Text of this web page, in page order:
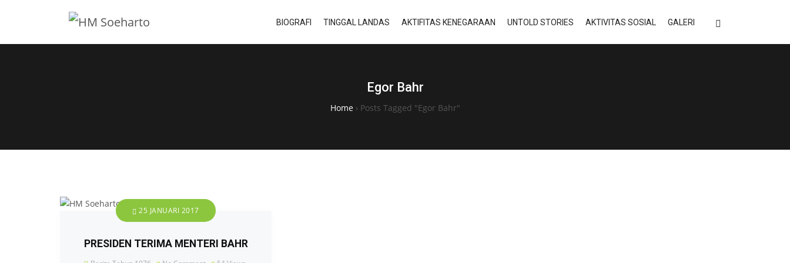
BIOGRAFI TINGGAL LANDAS AKTIFITAS KENEGARAAN UNTOLD STORIES AKTIVITAS SOSIAL GALERI
Egor Bahr
Home› Posts Tagged "Egor Bahr"
25 JANUARI 2017
PRESIDEN TERIMA MENTERI BAHR